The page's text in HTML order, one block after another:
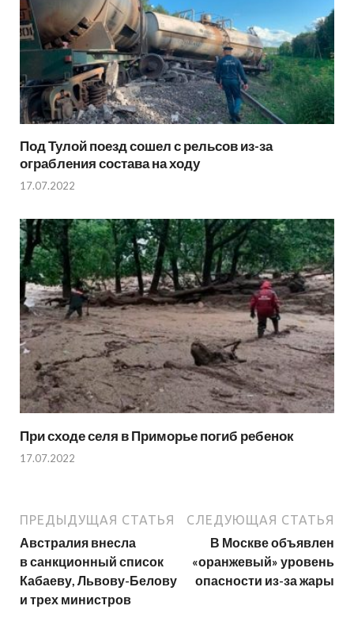
Под Тулой поезд сошел с рельсов из-за
ограбления состава на ходу
17.07.2022
При сходе селя в Приморье погиб ребенок
17.07.2022
ПРЕДЫДУЩАЯ СТАТЬЯ
Австралия внесла
в санкционный список
Кабаеву, Львову-Белову
и трех министров
СЛЕДУЮЩАЯ СТАТЬЯ
В Москве объявлен
«оранжевый» уровень
опасности из-за жары